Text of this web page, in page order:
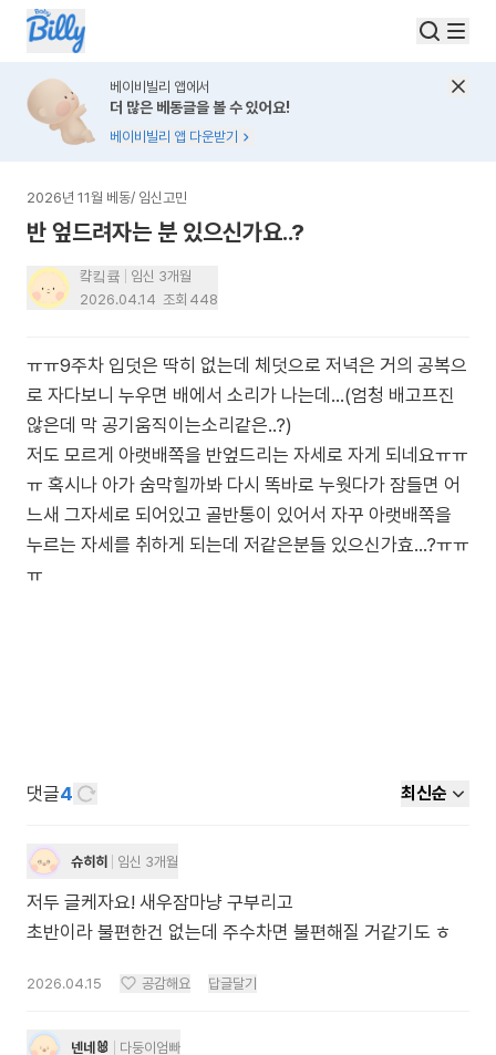
베이비빌리 앱에서
더 많은 베동글을 볼 수 있어요!
베이비빌리 앱 다운받기
2026년 11월 베동/ 임신고민
반 엎드려자는 분 있으신가요..?
컄킼큨
임신 3개월
2026.04.14 조회 448
ㅠㅠ9주차 입덧은 딱히 없는데 체덧으로 저녁은 거의 공복으
로 자다보니 누우면 배에서 소리가 나는데...(엄청 배고프진
않은데 막 공기움직이는소리같은..?)
저도 모르게 아랫배쪽을 반엎드리는 자세로 자게 되네요ㅠㅠ
ㅠ 혹시나 아가 숨막힐까봐 다시 똑바로 누웟다가 잠들면 어
느새 그자세로 되어있고 골반통이 있어서 자꾸 아랫배쪽을
누르는 자세를 취하게 되는데 저같은분들 있으신가효...?ㅠㅠ
ㅠ
댓글4 최신순
슈히히 임신 3개월
저두 글케자요! 새우잠마냥 구부리고
초반이라 불편한건 없는데 주수차면 불편해질 거같기도 ㅎ
2026.04.15 공감해요 답글달기
넨네🐰 다둥이엄빠